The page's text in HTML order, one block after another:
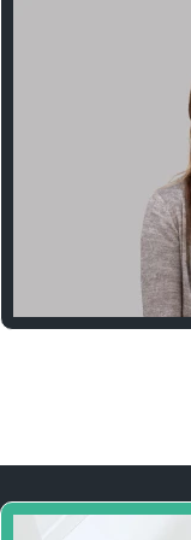
Mijn naam is
In mijn
coach. Ik
tegen
betrokken
belangrijk
geholpen